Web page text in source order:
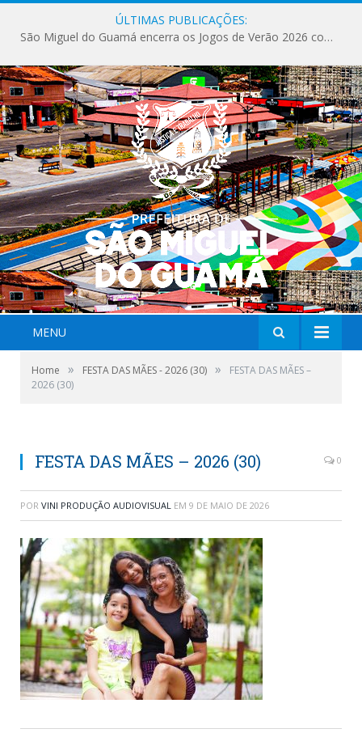
ÚLTIMAS PUBLICAÇÕES:
São Miguel do Guamá encerra os Jogos de Verão 2026 com sucesso de público e competições.
MENU
Home » FESTA DAS MÃES - 2026 (30) »
FESTA DAS MÃES –
2026 (30)
FESTA DAS MÃES – 2026 (30) 0
POR VINI PRODUÇÃO AUDIOVISUAL EM 9 DE MAIO DE 2026